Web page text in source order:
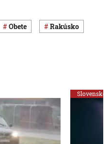
obete Rakúsko
Slovensko